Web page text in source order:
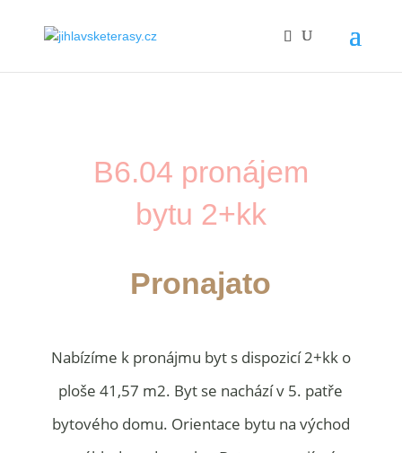
B6.04 pronájem
bytu 2+kk
Pronajato
Nabízíme k pronájmu byt s dispozicí 2+kk o
ploše 41,57 m2. Byt se nachází v 5. patře
bytového domu. Orientace bytu na východ